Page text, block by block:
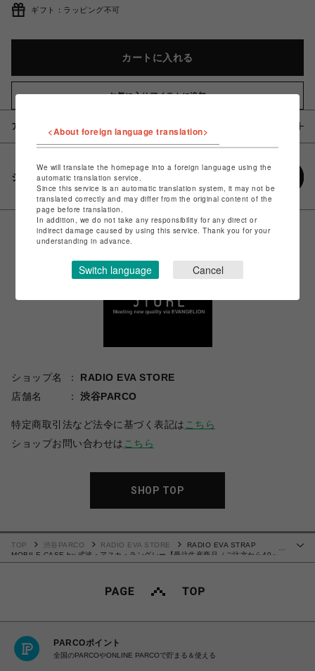
ギフト：ラッピング不可
カートに入れる
お気に入りアイテムに追加
アイテム説明 / 素材
シェアする
ショップ名
RADIO EVA STORE
店舗名
渋谷PARCO
特定商取引法など法令に基づく表記は こちら
ショップお問い合わせは こちら
SHOP TOP
TOP 渋谷PARCO RADIO EVA STORE
RADIO EVA STRAP
MOBILE CASE by 式波・アスカ・ラングレー【受注生産商品（ご注文から40～
60日でお届け予定）】
PARCOポイント
全国のPARCOやONLINE PARCOで貯まる＆使える
<About foreign language translation>
We will translate the homepage into a foreign language using the
automatic translation service.
Since this service is an automatic translation system, it may not be
translated correctly and may differ from the original content of the
page before translation.
In addition, we do not take any responsibility for any direct or
indirect damage caused by using this service. Thank you for your
understanding in advance.
Switch language Cancel